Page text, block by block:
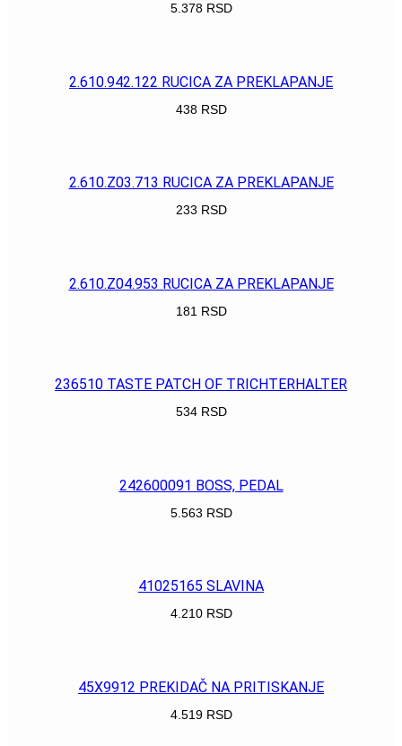
5.378 RSD
2.610.942.122 RUCICA ZA PREKLAPANJE
438 RSD
2.610.Z03.713 RUCICA ZA PREKLAPANJE
233 RSD
2.610.Z04.953 RUCICA ZA PREKLAPANJE
181 RSD
236510 TASTE PATCH OF TRICHTERHALTER
534 RSD
242600091 BOSS, PEDAL
5.563 RSD
41025165 SLAVINA
4.210 RSD
45X9912 PREKIDAČ NA PRITISKANJE
4.519 RSD